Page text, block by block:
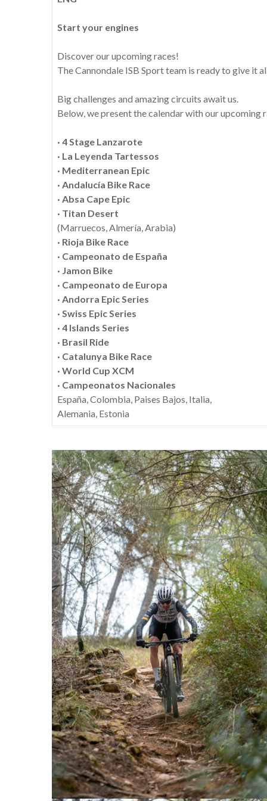
Start your engines
Discover our upcoming races!
The Cannondale ISB Sport team is ready to give it
Big challenges and amazing circuits await us.
Below, we present the calendar with our upcoming
· 4 Stage Lanzarote
· La Leyenda Tartessos
· Mediterranean Epic
· Andalucía Bike Race
· Absa Cape Epic
· Titan Desert
(Marruecos, Almería, Arabia)
· Rioja Bike Race
· Campeonato de España
· Jamon Bike
· Campeonato de Europa
· Andorra Epic Series
· Swiss Epic Series
· 4 Islands Series
· Brasil Ride
· Catalunya Bike Race
· World Cup XCM
· Campeonatos Nacionales
España, Colombia, Paises Bajos, Italia,
Alemania, Estonia